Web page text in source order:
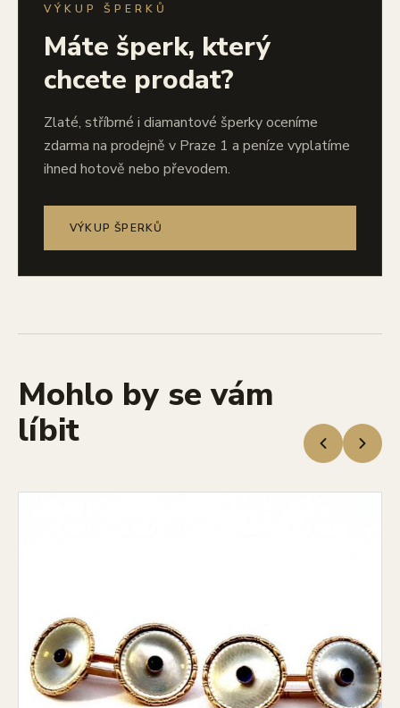
VÝKUP ŠPERKŮ
Máte šperk, který
chcete prodat?
Zlaté, stříbrné i diamantové šperky oceníme
zdarma na prodejně v Praze 1 a peníze vyplatíme
ihned hotově nebo převodem.
VÝKUP ŠPERKŮ
Mohlo by se vám
líbit